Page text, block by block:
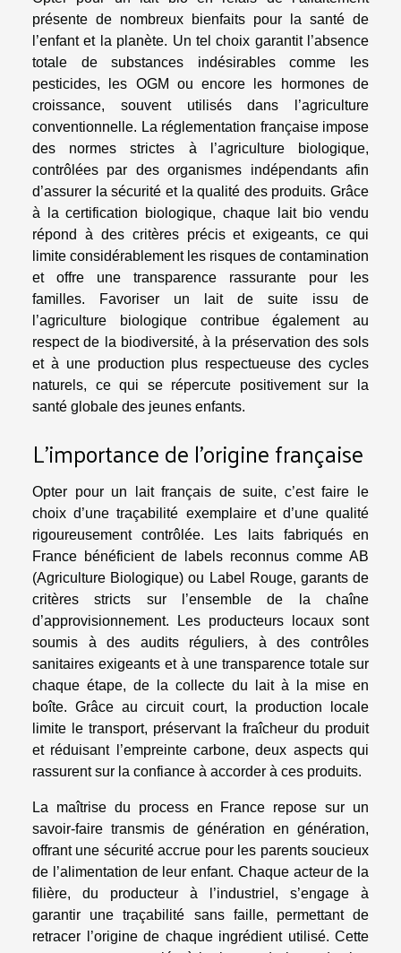
présente de nombreux bienfaits pour la santé de
l’enfant et la planète. Un tel choix garantit l’absence
totale de substances indésirables comme les
pesticides, les OGM ou encore les hormones de
croissance, souvent utilisés dans l’agriculture
conventionnelle. La réglementation française impose
des normes strictes à l’agriculture biologique,
contrôlées par des organismes indépendants afin
d’assurer la sécurité et la qualité des produits. Grâce
à la certification biologique, chaque lait bio vendu
répond à des critères précis et exigeants, ce qui
limite considérablement les risques de contamination
et offre une transparence rassurante pour les
familles. Favoriser un lait de suite issu de
l’agriculture biologique contribue également au
respect de la biodiversité, à la préservation des sols
et à une production plus respectueuse des cycles
naturels, ce qui se répercute positivement sur la
santé globale des jeunes enfants.
L’importance de l’origine française
Opter pour un lait français de suite, c’est faire le
choix d’une traçabilité exemplaire et d’une qualité
rigoureusement contrôlée. Les laits fabriqués en
France bénéficient de labels reconnus comme AB
(Agriculture Biologique) ou Label Rouge, garants de
critères stricts sur l’ensemble de la chaîne
d’approvisionnement. Les producteurs locaux sont
soumis à des audits réguliers, à des contrôles
sanitaires exigeants et à une transparence totale sur
chaque étape, de la collecte du lait à la mise en
boîte. Grâce au circuit court, la production locale
limite le transport, préservant la fraîcheur du produit
et réduisant l’empreinte carbone, deux aspects qui
rassurent sur la confiance à accorder à ces produits.
La maîtrise du process en France repose sur un
savoir-faire transmis de génération en génération,
offrant une sécurité accrue pour les parents soucieux
de l’alimentation de leur enfant. Chaque acteur de la
filière, du producteur à l’industriel, s’engage à
garantir une traçabilité sans faille, permettant de
retracer l’origine de chaque ingrédient utilisé. Cette